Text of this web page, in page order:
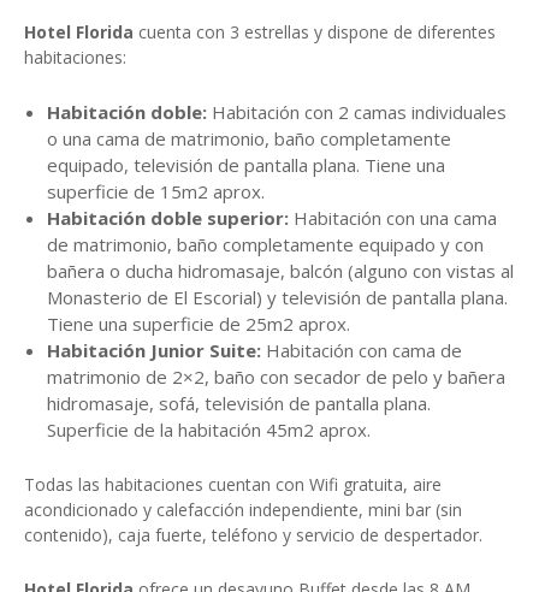
Hotel Florida cuenta con 3 estrellas y dispone de diferentes
habitaciones:
Habitación doble: Habitación con 2 camas individuales
o una cama de matrimonio, baño completamente
equipado, televisión de pantalla plana. Tiene una
superficie de 15m2 aprox.
Habitación doble superior: Habitación con una cama
de matrimonio, baño completamente equipado y con
bañera o ducha hidromasaje, balcón (alguno con vistas al
Monasterio de El Escorial) y televisión de pantalla plana.
Tiene una superficie de 25m2 aprox.
Habitación Junior Suite: Habitación con cama de
matrimonio de 2×2, baño con secador de pelo y bañera
hidromasaje, sofá, televisión de pantalla plana.
Superficie de la habitación 45m2 aprox.
Todas las habitaciones cuentan con Wifi gratuita, aire
acondicionado y calefacción independiente, mini bar (sin
contenido), caja fuerte, teléfono y servicio de despertador.